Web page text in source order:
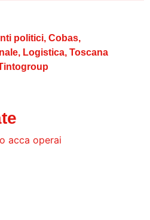
politici, Cobas,
, Logistica, Toscana